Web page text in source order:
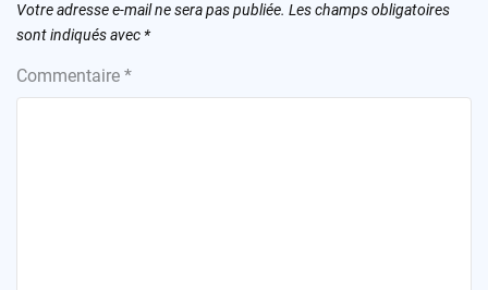
Votre adresse e-mail ne sera pas publiée. Les champs obligatoires
sont indiqués avec *
Commentaire *